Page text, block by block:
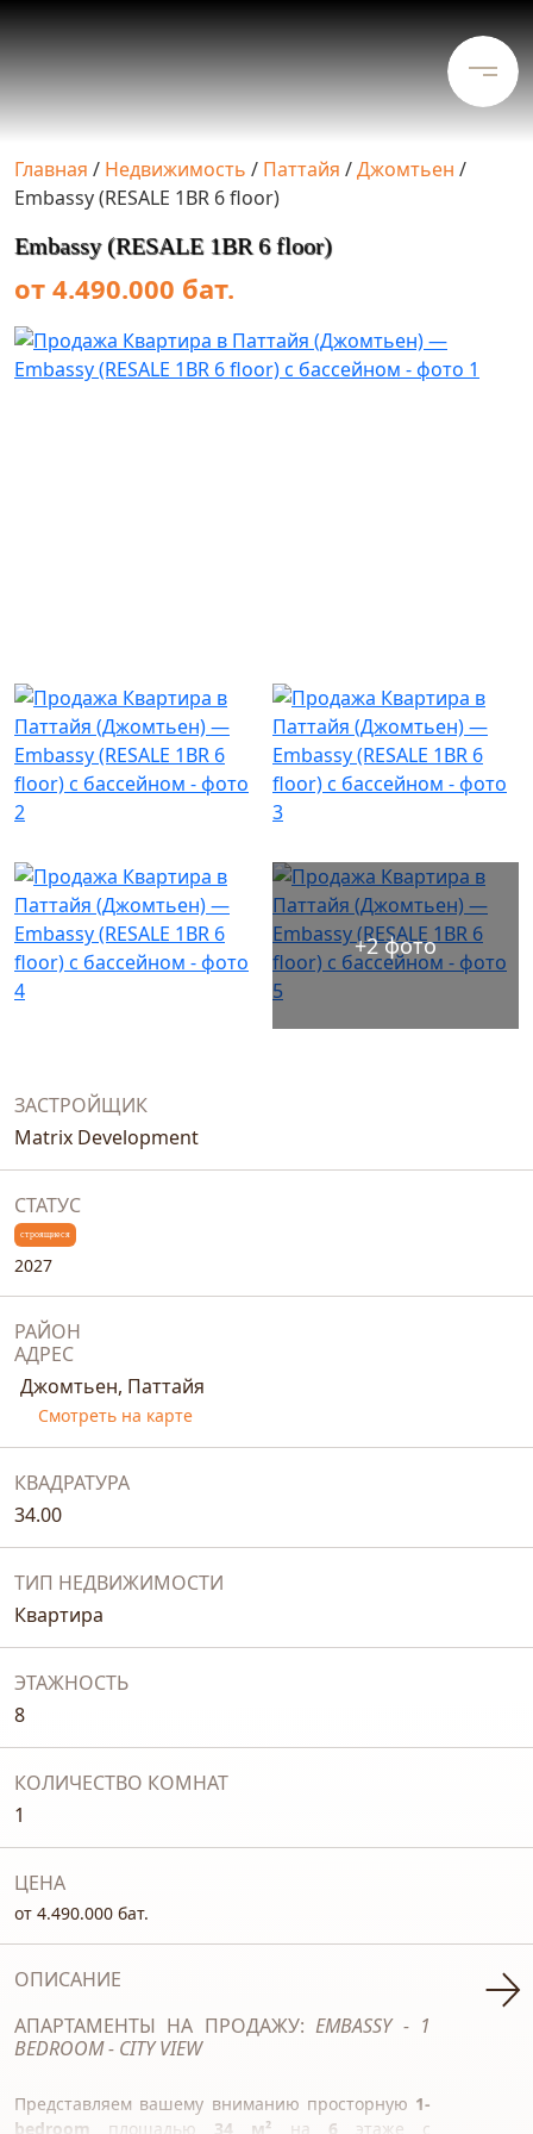
Главная / Недвижимость / Паттайя /Джомтьен /
Embassy (RESALE 1BR 6 floor)
Embassy (RESALE 1BR 6 floor)
от 4.490.000 бат.
+2 фото
ЗАСТРОЙЩИК
Matrix Development
СТАТУС
строящиеся
2027
РАЙОН
АДРЕС
Джомтьен, Паттайя
Смотреть на карте
КВАДРАТУРА
34.00
ТИП НЕДВИЖИМОСТИ
Квартира
ЭТАЖНОСТЬ
8
КОЛИЧЕСТВО КОМНАТ
1
ЦЕНА
от 4.490.000 бат.
ОПИСАНИЕ
АПАРТАМЕНТЫ НА ПРОДАЖУ:EMBASSY - 1
BEDROOM - CITY VIEW
Представляем вашему вниманию просторную 1-
bedroom
площадью 34 м² на 6 этаже с